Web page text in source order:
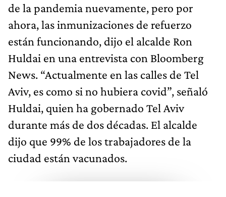
de la pandemia nuevamente, pero por
ahora, las inmunizaciones de refuerzo
están funcionando, dijo el alcalde Ron
Huldai en una entrevista con Bloomberg
News. “Actualmente en las calles de Tel
Aviv, es como si no hubiera covid”, señaló
Huldai, quien ha gobernado Tel Aviv
durante más de dos décadas. El alcalde
dijo que 99% de los trabajadores de la
ciudad están vacunados.